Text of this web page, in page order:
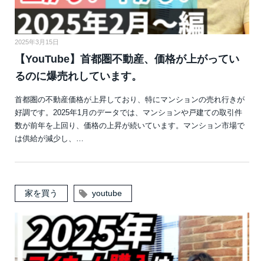
2025年3月15日
【YouTube】首都圏不動産、価格が上がってい
るのに爆売れしています。
首都圏の不動産価格が上昇しており、特にマンションの売れ行きが
好調です。2025年1月のデータでは、マンションや戸建ての取引件
数が前年を上回り、価格の上昇が続いています。マンション市場で
は供給が減少し、…
家を買う youtube